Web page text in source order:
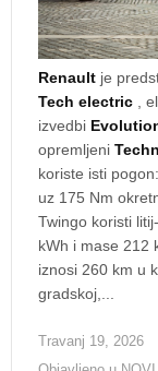
Renault je
Tech electric
,
izvedbi
opremljeni
koriste isti
uz 175 Nm
Twingo koristi
kWh i mase 212
iznosi 260 km u
gradskoj,...
Travanj 19, 2026